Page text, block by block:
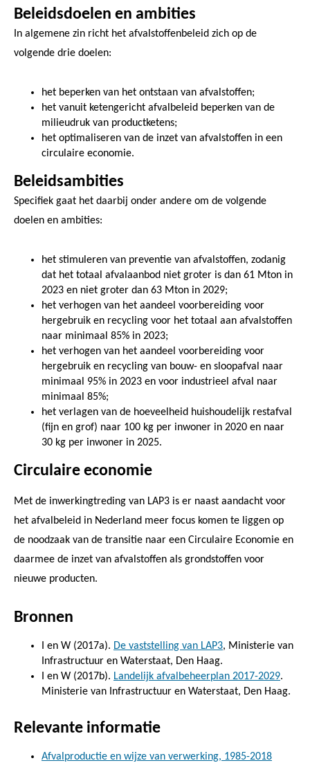
Beleidsdoelen en ambities
In algemene zin richt het afvalstoffenbeleid zich op de
volgende drie doelen:
het beperken van het ontstaan van afvalstoffen;
het vanuit ketengericht afvalbeleid beperken van de
milieudruk van productketens;
het optimaliseren van de inzet van afvalstoffen in een
circulaire economie.
Beleidsambities
Specifiek gaat het daarbij onder andere om de volgende
doelen en ambities:
het stimuleren van preventie van afvalstoffen, zodanig
dat het totaal afvalaanbod niet groter is dan 61 Mton in
2023 en niet groter dan 63 Mton in 2029;
het verhogen van het aandeel voorbereiding voor
hergebruik en recycling voor het totaal aan afvalstoffen
naar minimaal 85% in 2023;
het verhogen van het aandeel voorbereiding voor
hergebruik en recycling van bouw- en sloopafval naar
minimaal 95% in 2023 en voor industrieel afval naar
minimaal 85%;
het verlagen van de hoeveelheid huishoudelijk restafval
(fijn en grof) naar 100 kg per inwoner in 2020 en naar
30 kg per inwoner in 2025.
Circulaire economie
Met de inwerkingtreding van LAP3 is er naast aandacht voor
het afvalbeleid in Nederland meer focus komen te liggen op
de noodzaak van de transitie naar een Circulaire Economie en
daarmee de inzet van afvalstoffen als grondstoffen voor
nieuwe producten.
Bronnen
I en W (2017a). De vaststelling van LAP3, Ministerie van
Infrastructuur en Waterstaat, Den Haag.
I en W (2017b). Landelijk afvalbeheerplan 2017-2029.
Ministerie van Infrastructuur en Waterstaat, Den Haag.
Relevante informatie
Afvalproductie en wijze van verwerking, 1985-2018